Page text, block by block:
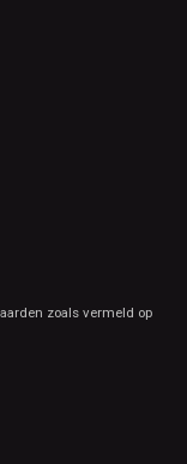
zoals vermeld op